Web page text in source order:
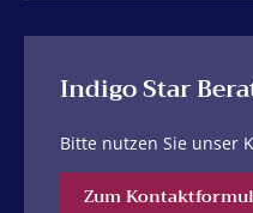
Indigo Star
Bitte nutzen Sie unser
Zum